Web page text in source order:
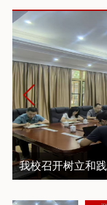
我校召开树立和